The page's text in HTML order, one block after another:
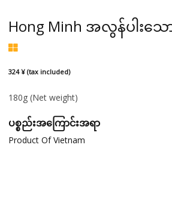
Hong Minh အလွန်ပါးသ
324 ¥ (tax included)
180g (Net weight)
ပစ္စည်းအကြောင်းအရာ
Product Of Vietnam